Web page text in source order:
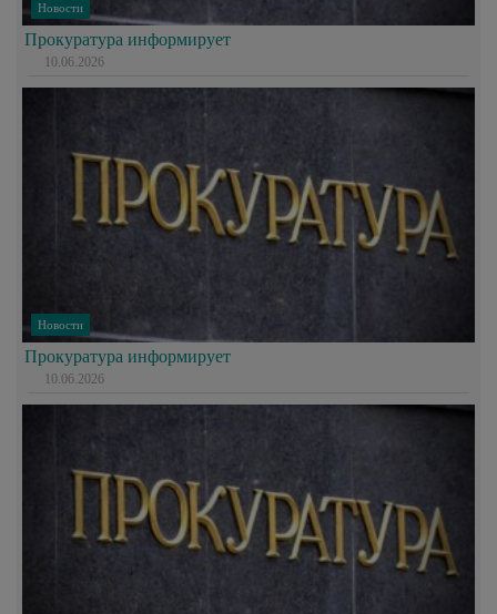
Новости
Прокуратура информирует
10.06.2026
Новости
Прокуратура информирует
10.06.2026